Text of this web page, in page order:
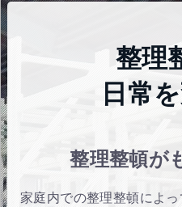
整理
日常
整理整頓が
家庭内での整理整頓によ